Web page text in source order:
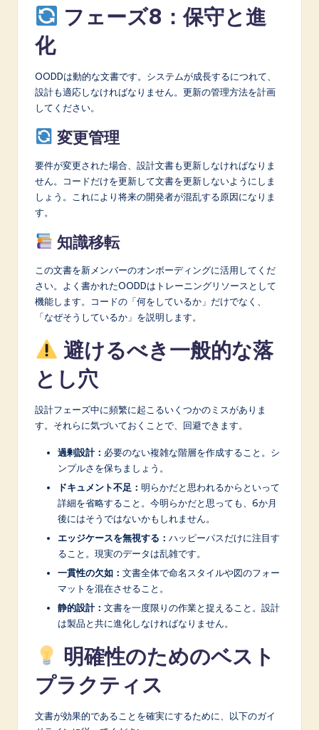
フェーズ8：保守と進
化
OODDは動的な文書です。システムが成長するにつれて、
設計も適応しなければなりません。更新の管理方法を計画
してください。
変更管理
要件が変更された場合、設計文書も更新しなければなりま
せん。コードだけを更新して文書を更新しないようにしま
しょう。これにより将来の開発者が混乱する原因になりま
す。
知識移転
この文書を新メンバーのオンボーディングに活用してくだ
さい。よく書かれたOODDはトレーニングリソースとして
機能します。コードの「何をしているか」だけでなく、
「なぜそうしているか」を説明します。
避けるべき一般的な落
とし穴
設計フェーズ中に頻繁に起こるいくつかのミスがありま
す。それらに気づいておくことで、回避できます。
過剰設計： 必要のない複雑な階層を作成すること。シ
ンプルさを保ちましょう。
ドキュメント不足： 明らかだと思われるからといって
詳細を省略すること。今明らかだと思っても、6か月
後にはそうではないかもしれません。
エッジケースを無視する： ハッピーパスだけに注目す
ること。現実のデータは乱雑です。
一貫性の欠如： 文書全体で命名スタイルや図のフォー
マットを混在させること。
静的設計： 文書を一度限りの作業と捉えること。設計
は製品と共に進化しなければなりません。
明確性のためのベスト
プラクティス
文書が効果的であることを確実にするために、以下のガイ